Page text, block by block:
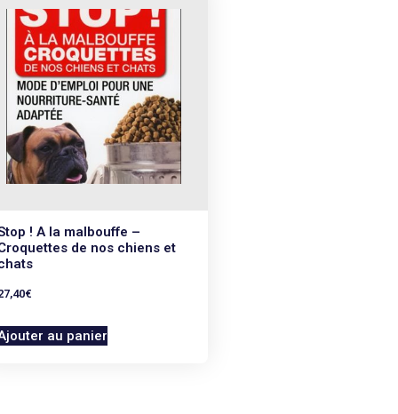
! A la malbouffe –
de nos chiens et
€
au panier